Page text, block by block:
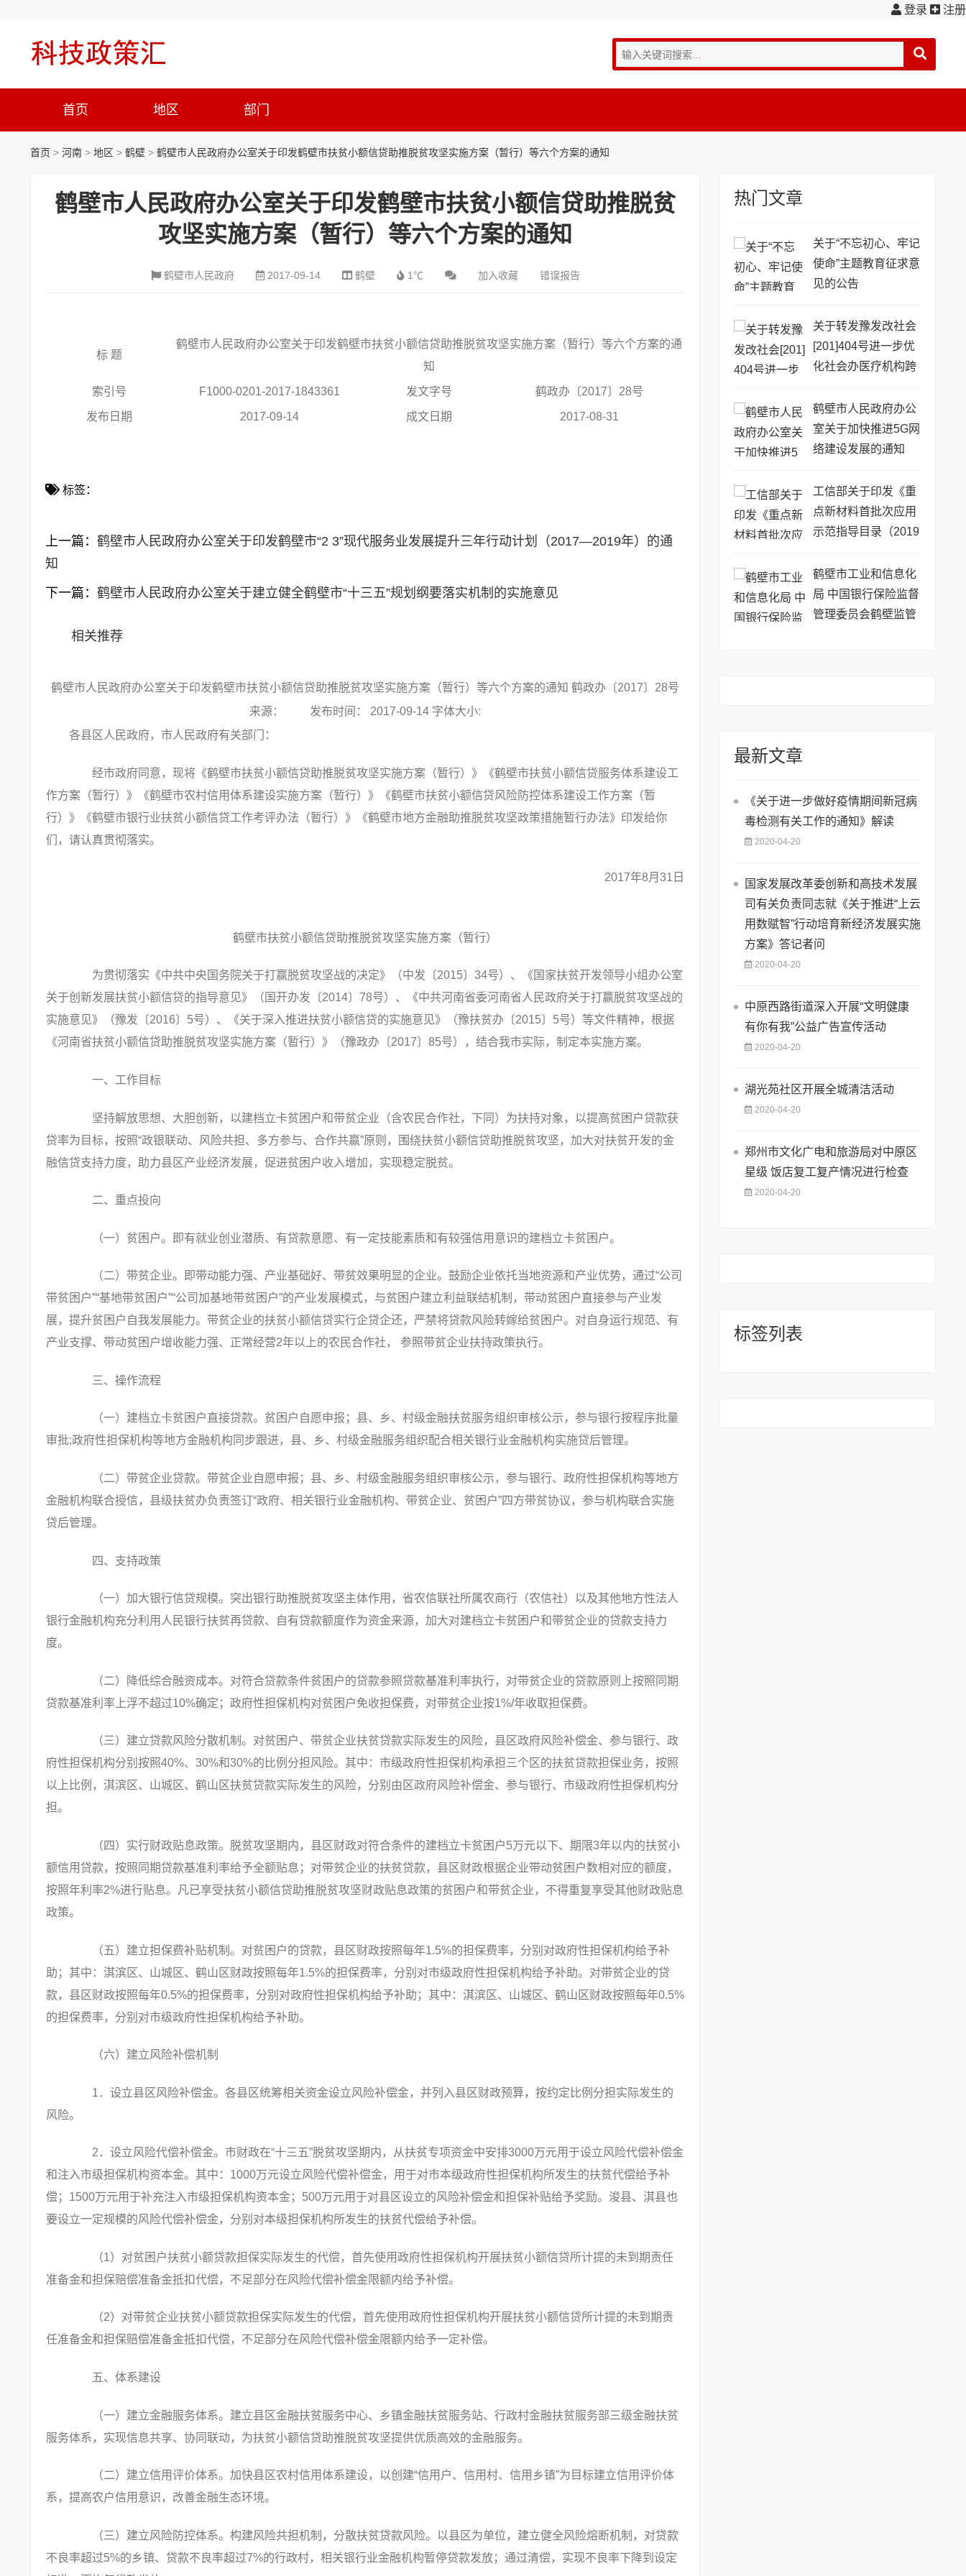
登录 注册
首页 地区 部门
首页 > 河南 > 地区 > 鹤壁 > 鹤壁市人民政府办公室关于印发鹤壁市扶贫小额信贷助推脱贫攻坚实施方案（暂行）等六个方案的通知
鹤壁市人民政府办公室关于印发鹤壁市扶贫小额信贷助推脱贫
攻坚实施方案（暂行）等六个方案的通知
鹤壁市人民政府 2017-09-14 鹤壁 1℃ 加入收藏 错误报告
标 题
鹤壁市人民政府办公室关于印发鹤壁市扶贫小额信贷助推脱贫攻坚实施方案（暂行）等六个方案的通
知
索引号 F1000-0201-2017-1843361 发文字号 鹤政办〔2017〕28号
发布日期 2017-09-14 成文日期 2017-08-31
标签：
上一篇： 鹤壁市人民政府办公室关于印发鹤壁市“2 3”现代服务业发展提升三年行动计划（2017—2019年）的通
知
下一篇： 鹤壁市人民政府办公室关于建立健全鹤壁市“十三五”规划纲要落实机制的实施意见
相关推荐
鹤壁市人民政府办公室关于印发鹤壁市扶贫小额信贷助推脱贫攻坚实施方案（暂行）等六个方案的通知 鹤政办〔2017〕28号
来源： 发布时间： 2017-09-14 字体大小:
各县区人民政府，市人民政府有关部门：
经市政府同意，现将《鹤壁市扶贫小额信贷助推脱贫攻坚实施方案（暂行）》《鹤壁市扶贫小额信贷服务体系建设工
作方案（暂行）》《鹤壁市农村信用体系建设实施方案（暂行）》《鹤壁市扶贫小额信贷风险防控体系建设工作方案（暂
行）》《鹤壁市银行业扶贫小额信贷工作考评办法（暂行）》《鹤壁市地方金融助推脱贫攻坚政策措施暂行办法》印发给你
们，请认真贯彻落实。
2017年8月31日
鹤壁市扶贫小额信贷助推脱贫攻坚实施方案（暂行）
为贯彻落实《中共中央国务院关于打赢脱贫攻坚战的决定》（中发〔2015〕34号）、《国家扶贫开发领导小组办公室
关于创新发展扶贫小额信贷的指导意见》（国开办发〔2014〕78号）、《中共河南省委河南省人民政府关于打赢脱贫攻坚战的
实施意见》（豫发〔2016〕5号）、《关于深入推进扶贫小额信贷的实施意见》（豫扶贫办〔2015〕5号）等文件精神，根据
《河南省扶贫小额信贷助推脱贫攻坚实施方案（暂行）》（豫政办〔2017〕85号），结合我市实际，制定本实施方案。
一、工作目标
坚持解放思想、大胆创新，以建档立卡贫困户和带贫企业（含农民合作社，下同）为扶持对象，以提高贫困户贷款获
贷率为目标，按照“政银联动、风险共担、多方参与、合作共赢”原则，围绕扶贫小额信贷助推脱贫攻坚，加大对扶贫开发的金
融信贷支持力度，助力县区产业经济发展，促进贫困户收入增加，实现稳定脱贫。
二、重点投向
（一）贫困户。即有就业创业潜质、有贷款意愿、有一定技能素质和有较强信用意识的建档立卡贫困户。
（二）带贫企业。即带动能力强、产业基础好、带贫效果明显的企业。鼓励企业依托当地资源和产业优势，通过“公司
带贫困户”“基地带贫困户”“公司加基地带贫困户”的产业发展模式，与贫困户建立利益联结机制，带动贫困户直接参与产业发
展，提升贫困户自我发展能力。带贫企业的扶贫小额信贷实行企贷企还，严禁将贷款风险转嫁给贫困户。对自身运行规范、有
产业支撑、带动贫困户增收能力强、正常经营2年以上的农民合作社， 参照带贫企业扶持政策执行。
三、操作流程
（一）建档立卡贫困户直接贷款。贫困户自愿申报；县、乡、村级金融扶贫服务组织审核公示，参与银行按程序批量
审批;政府性担保机构等地方金融机构同步跟进，县、乡、村级金融服务组织配合相关银行业金融机构实施贷后管理。
（二）带贫企业贷款。带贫企业自愿申报；县、乡、村级金融服务组织审核公示，参与银行、政府性担保机构等地方
金融机构联合授信，县级扶贫办负责签订“政府、相关银行业金融机构、带贫企业、贫困户”四方带贫协议，参与机构联合实施
贷后管理。
四、支持政策
（一）加大银行信贷规模。突出银行助推脱贫攻坚主体作用，省农信联社所属农商行（农信社）以及其他地方性法人
银行金融机构充分利用人民银行扶贫再贷款、自有贷款额度作为资金来源，加大对建档立卡贫困户和带贫企业的贷款支持力
度。
（二）降低综合融资成本。对符合贷款条件贫困户的贷款参照贷款基准利率执行，对带贫企业的贷款原则上按照同期
贷款基准利率上浮不超过10%确定；政府性担保机构对贫困户免收担保费，对带贫企业按1%/年收取担保费。
（三）建立贷款风险分散机制。对贫困户、带贫企业扶贫贷款实际发生的风险，县区政府风险补偿金、参与银行、政
府性担保机构分别按照40%、30%和30%的比例分担风险。其中：市级政府性担保机构承担三个区的扶贫贷款担保业务，按照
以上比例，淇滨区、山城区、鹤山区扶贫贷款实际发生的风险，分别由区政府风险补偿金、参与银行、市级政府性担保机构分
担。
（四）实行财政贴息政策。脱贫攻坚期内，县区财政对符合条件的建档立卡贫困户5万元以下、期限3年以内的扶贫小
额信用贷款，按照同期贷款基准利率给予全额贴息；对带贫企业的扶贫贷款，县区财政根据企业带动贫困户数相对应的额度，
按照年利率2%进行贴息。凡已享受扶贫小额信贷助推脱贫攻坚财政贴息政策的贫困户和带贫企业，不得重复享受其他财政贴息
政策。
（五）建立担保费补贴机制。对贫困户的贷款，县区财政按照每年1.5%的担保费率，分别对政府性担保机构给予补
助；其中：淇滨区、山城区、鹤山区财政按照每年1.5%的担保费率，分别对市级政府性担保机构给予补助。对带贫企业的贷
款，县区财政按照每年0.5%的担保费率，分别对政府性担保机构给予补助；其中：淇滨区、山城区、鹤山区财政按照每年0.5%
的担保费率，分别对市级政府性担保机构给予补助。
（六）建立风险补偿机制
1．设立县区风险补偿金。各县区统筹相关资金设立风险补偿金，并列入县区财政预算，按约定比例分担实际发生的
风险。
2．设立风险代偿补偿金。市财政在“十三五”脱贫攻坚期内，从扶贫专项资金中安排3000万元用于设立风险代偿补偿金
和注入市级担保机构资本金。其中：1000万元设立风险代偿补偿金，用于对市本级政府性担保机构所发生的扶贫代偿给予补
偿；1500万元用于补充注入市级担保机构资本金；500万元用于对县区设立的风险补偿金和担保补贴给予奖励。浚县、淇县也
要设立一定规模的风险代偿补偿金，分别对本级担保机构所发生的扶贫代偿给予补偿。
（1）对贫困户扶贫小额贷款担保实际发生的代偿，首先使用政府性担保机构开展扶贫小额信贷所计提的未到期责任
准备金和担保赔偿准备金抵扣代偿，不足部分在风险代偿补偿金限额内给予补偿。
（2）对带贫企业扶贫小额贷款担保实际发生的代偿，首先使用政府性担保机构开展扶贫小额信贷所计提的未到期责
任准备金和担保赔偿准备金抵扣代偿，不足部分在风险代偿补偿金限额内给予一定补偿。
五、体系建设
（一）建立金融服务体系。建立县区金融扶贫服务中心、乡镇金融扶贫服务站、行政村金融扶贫服务部三级金融扶贫
服务体系，实现信息共享、协同联动，为扶贫小额信贷助推脱贫攻坚提供优质高效的金融服务。
（二）建立信用评价体系。加快县区农村信用体系建设，以创建“信用户、信用村、信用乡镇”为目标建立信用评价体
系，提高农户信用意识，改善金融生态环境。
（三）建立风险防控体系。构建风险共担机制，分散扶贫贷款风险。以县区为单位，建立健全风险熔断机制，对贷款
不良率超过5%的乡镇、贷款不良率超过7%的行政村，相关银行业金融机构暂停贷款发放；通过清偿，实现不良率下降到设定
热门文章
关于“不忘初心、牢记
使命”主题教育征求意
见的公告
关于转发豫发改社会
[201]404号进一步优
化社会办医疗机构跨
通知
鹤壁市人民政府办公
室关于加快推进5G网
络建设发展的通知
工信部关于印发《重
点新材料首批次应用
示范指导目录（2019
鹤壁市工业和信息化
局 中国银行保险监督
管理委员会鹤壁监管
最新文章
《关于进一步做好疫情期间新冠病
毒检测有关工作的通知》解读
2020-04-20
国家发展改革委创新和高技术发展
司有关负责同志就《关于推进“上云
用数赋智”行动培育新经济发展实施
方案》答记者问
2020-04-20
中原西路街道深入开展“文明健康
有你有我”公益广告宣传活动
2020-04-20
湖光苑社区开展全城清洁活动
2020-04-20
郑州市文化广电和旅游局对中原区
星级 饭店复工复产情况进行检查
2020-04-20
标签列表